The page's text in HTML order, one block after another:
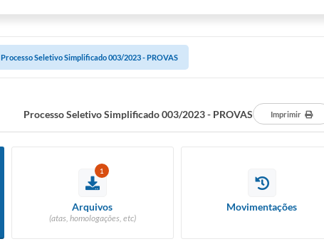
Processo Seletivo Simplificado 003/2023 - PROVAS
Processo Seletivo Simplificado 003/2023 - PROVAS Imprimir
1
Arquivos
(atas, homologações, etc)
Movimentações